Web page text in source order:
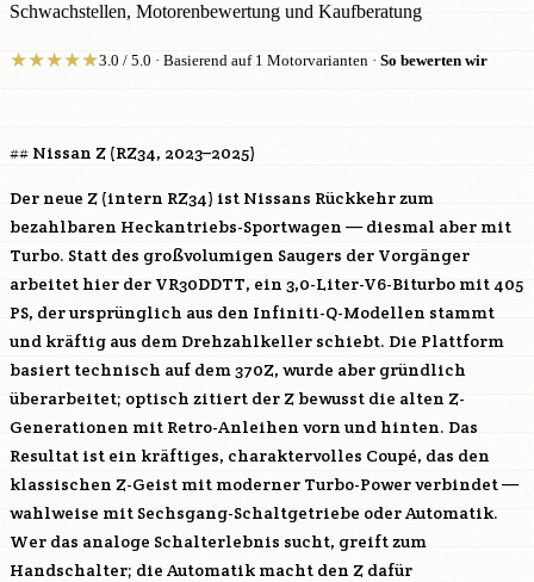
Schwachstellen, Motorenbewertung und Kaufberatung
★★★★★3.0 / 5.0 · Basierend auf 1 Motorvarianten · So bewerten wir
## Nissan Z (RZ34, 2023–2025)
Der neue Z (intern RZ34) ist Nissans Rückkehr zum
bezahlbaren Heckantriebs-Sportwagen — diesmal aber mit
Turbo. Statt des großvolumigen Saugers der Vorgänger
arbeitet hier der VR30DDTT, ein 3,0-Liter-V6-Biturbo mit 405
PS, der ursprünglich aus den Infiniti-Q-Modellen stammt
und kräftig aus dem Drehzahlkeller schiebt. Die Plattform
basiert technisch auf dem 370Z, wurde aber gründlich
überarbeitet; optisch zitiert der Z bewusst die alten Z-
Generationen mit Retro-Anleihen vorn und hinten. Das
Resultat ist ein kräftiges, charaktervolles Coupé, das den
klassischen Z-Geist mit moderner Turbo-Power verbindet —
wahlweise mit Sechsgang-Schaltgetriebe oder Automatik.
Wer das analoge Schalterlebnis sucht, greift zum
Handschalter; die Automatik macht den Z dafür